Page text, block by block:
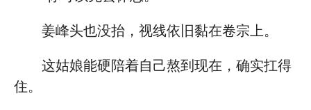
姜峰头也没抬，视线依旧黏在卷宗上。
这姑娘能硬陪着自己熬到现在，确实扛得
住。